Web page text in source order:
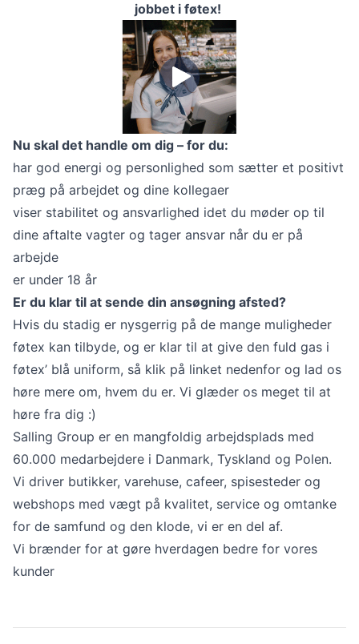
jobbet i føtex!
Nu skal det handle om dig – for du:
har god energi og personlighed som sætter et positivt
præg på arbejdet og dine kollegaer
viser stabilitet og ansvarlighed idet du møder op til
dine aftalte vagter og tager ansvar når du er på
arbejde
er under 18 år
Er du klar til at sende din ansøgning afsted?
Hvis du stadig er nysgerrig på de mange muligheder
føtex kan tilbyde, og er klar til at give den fuld gas i
føtex’ blå uniform, så klik på linket nedenfor og lad os
høre mere om, hvem du er. Vi glæder os meget til at
høre fra dig :)
Salling Group er en mangfoldig arbejdsplads med
60.000 medarbejdere i Danmark, Tyskland og Polen.
Vi driver butikker, varehuse, cafeer, spisesteder og
webshops med vægt på kvalitet, service og omtanke
for de samfund og den klode, vi er en del af.
Vi brænder for at gøre hverdagen bedre for vores
kunder